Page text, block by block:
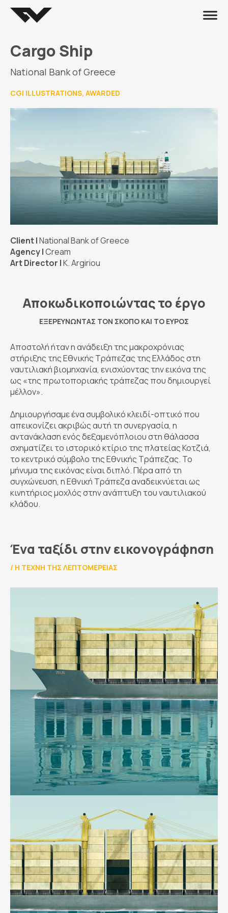
Cargo Ship
National Bank of Greece
CGI ILLUSTRATIONS, AWARDED
Client |National Bank of Greece
Agency |Cream
Art Director |K. Argiriou
Αποκωδικοποιώντας το έργο
ΕΞΕΡΕΥΝΏΝΤΑΣ ΤΟΝ ΣΚΟΠΌ ΚΑΙ ΤΟ ΕΎΡΟΣ
Αποστολή ήταν η ανάδειξη της μακροχρόνιας
στήριξης της Εθνικής Τράπεζας της Ελλάδος στη
ναυτιλιακή βιομηχανία, ενισχύοντας την εικόνα της
ως «της πρωτοποριακής τράπεζας που δημιουργεί
μέλλον».
Δημιουργήσαμε ένα συμβολικό κλειδί-οπτικό που
απεικονίζει ακριβώς αυτή τη συνεργασία, η
αντανάκλαση ενός δεξαμενόπλοιου στη θάλασσα
σχηματίζει το ιστορικό κτίριο της πλατείας Κοτζιά,
το κεντρικό σύμβολο της Εθνικής Τράπεζας. Το
μήνυμα της εικόνας είναι διπλό. Πέρα από τη
συγχώνευση, η Εθνική Τράπεζα αναδεικνύεται ως
κινητήριος μοχλός στην ανάπτυξη του ναυτιλιακού
κλάδου.
Ένα ταξίδι στην εικονογράφηση
/ Η ΤΈΧΝΗ ΤΗΣ ΛΕΠΤΟΜΈΡΕΙΑΣ